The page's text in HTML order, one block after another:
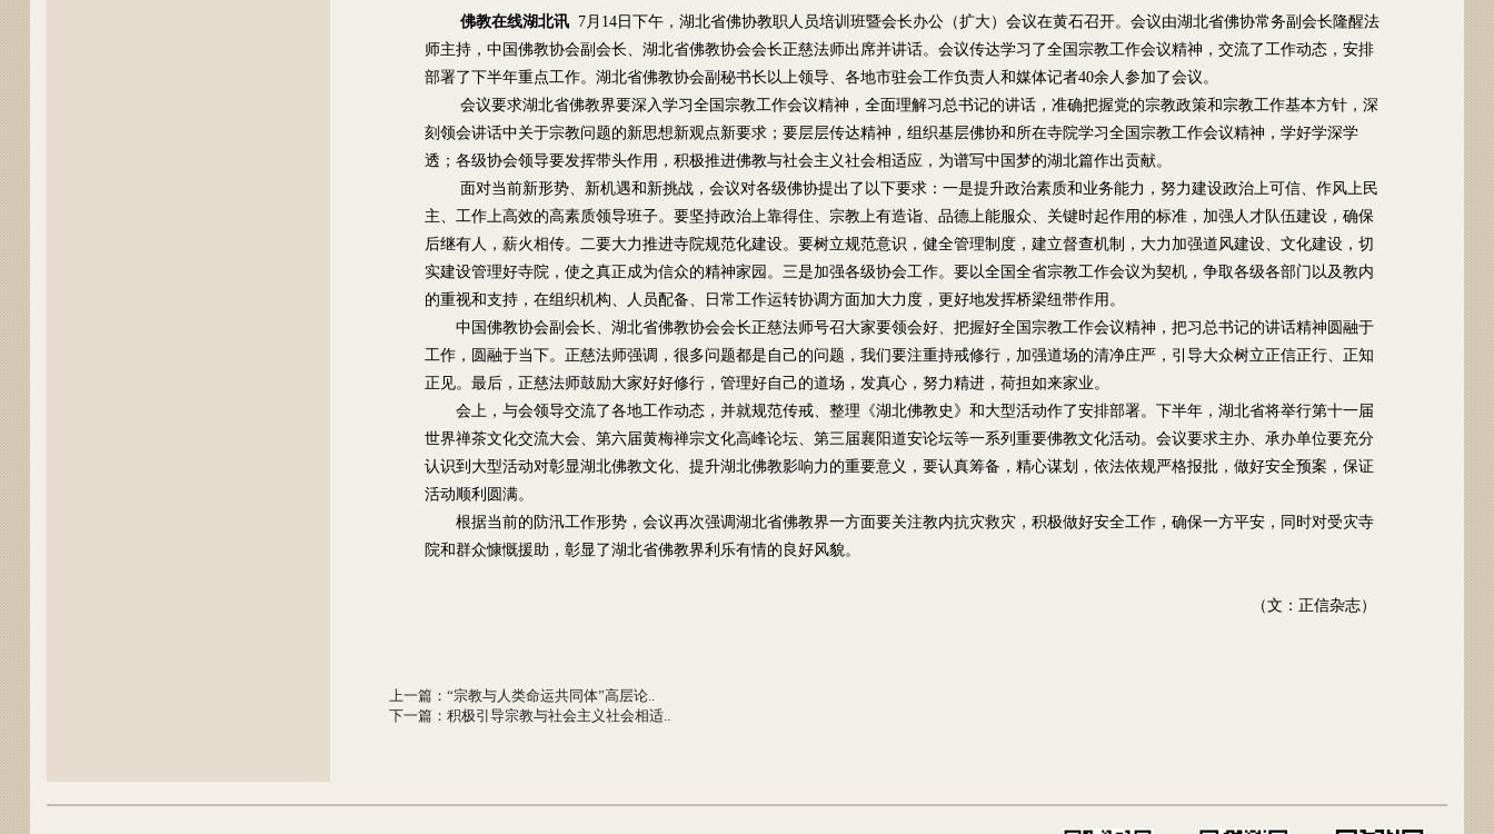
佛教在线湖北讯 7月14日下午，湖北省佛协教职人员培训班暨会长办公（扩大）会议在黄石召开。会议由湖北省佛协常务副会长隆醒法
师主持，中国佛教协会副会长、湖北省佛教协会会长正慈法师出席并讲话。会议传达学习了全国宗教工作会议精神，交流了工作动态，安排
部署了下半年重点工作。湖北省佛教协会副秘书长以上领导、各地市驻会工作负责人和媒体记者40余人参加了会议。
会议要求湖北省佛教界要深入学习全国宗教工作会议精神，全面理解习总书记的讲话，准确把握党的宗教政策和宗教工作基本方针，深
刻领会讲话中关于宗教问题的新思想新观点新要求；要层层传达精神，组织基层佛协和所在寺院学习全国宗教工作会议精神，学好学深学
透；各级协会领导要发挥带头作用，积极推进佛教与社会主义社会相适应，为谱写中国梦的湖北篇作出贡献。
面对当前新形势、新机遇和新挑战，会议对各级佛协提出了以下要求：一是提升政治素质和业务能力，努力建设政治上可信、作风上民
主、工作上高效的高素质领导班子。要坚持政治上靠得住、宗教上有造诣、品德上能服众、关键时起作用的标准，加强人才队伍建设，确保
后继有人，薪火相传。二要大力推进寺院规范化建设。要树立规范意识，健全管理制度，建立督查机制，大力加强道风建设、文化建设，切
实建设管理好寺院，使之真正成为信众的精神家园。三是加强各级协会工作。要以全国全省宗教工作会议为契机，争取各级各部门以及教内
的重视和支持，在组织机构、人员配备、日常工作运转协调方面加大力度，更好地发挥桥梁纽带作用。
中国佛教协会副会长、湖北省佛教协会会长正慈法师号召大家要领会好、把握好全国宗教工作会议精神，把习总书记的讲话精神圆融于
工作，圆融于当下。正慈法师强调，很多问题都是自己的问题，我们要注重持戒修行，加强道场的清净庄严，引导大众树立正信正行、正知
正见。最后，正慈法师鼓励大家好好修行，管理好自己的道场，发真心，努力精进，荷担如来家业。
会上，与会领导交流了各地工作动态，并就规范传戒、整理《湖北佛教史》和大型活动作了安排部署。下半年，湖北省将举行第十一届
世界禅茶文化交流大会、第六届黄梅禅宗文化高峰论坛、第三届襄阳道安论坛等一系列重要佛教文化活动。会议要求主办、承办单位要充分
认识到大型活动对彰显湖北佛教文化、提升湖北佛教影响力的重要意义，要认真筹备，精心谋划，依法依规严格报批，做好安全预案，保证
活动顺利圆满。
根据当前的防汛工作形势，会议再次强调湖北省佛教界一方面要关注教内抗灾救灾，积极做好安全工作，确保一方平安，同时对受灾寺
院和群众慷慨援助，彰显了湖北省佛教界利乐有情的良好风貌。
（文：正信杂志）
上一篇 ： “宗教与人类命运共同体”高层论..
下一篇 ： 积极引导宗教与社会主义社会相适..